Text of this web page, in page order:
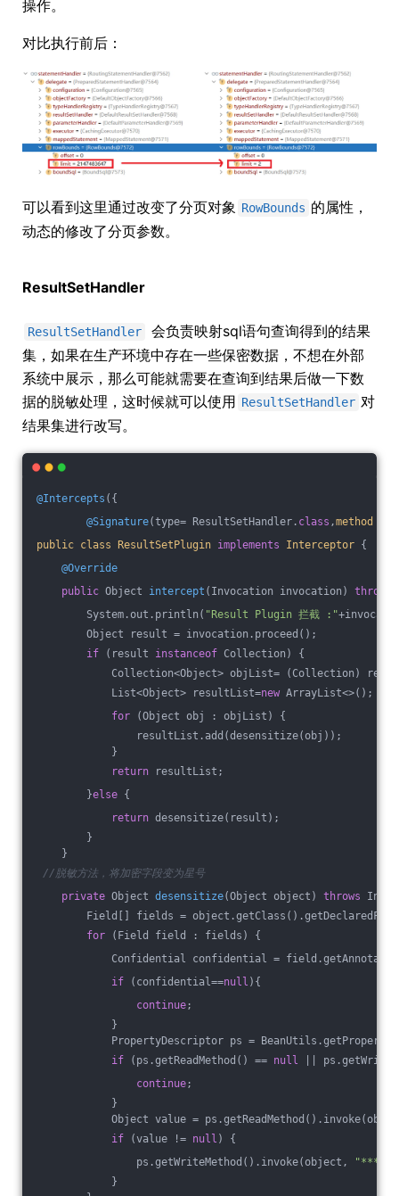
操作。
对比执行前后：
可以看到这里通过改变了分页对象 RowBounds 的属性，
动态的修改了分页参数。
ResultSetHandler
ResultSetHandler
会负责映射sql语句查询得到的结果
集，如果在生产环境中存在一些保密数据，不想在外部
系统中展示，那么可能就需要在查询到结果后做一下数
据的脱敏处理，这时候就可以使用 ResultSetHandler 对
结果集进行改写。
@Intercepts ({
@Signature(type= ResultSetHandler . class ,method
public class ResultSetPlugin implements Interceptor {
@Override
public Object intercept (Invocation invocation) throws
System.out.println( "Result Plugin 拦截 :"
Object result = invocation.proceed();
if (result instanceof Collection) {
Collection<Object> objList= (Collection)
List<Object> resultList=new ArrayList<>();
for (Object obj : objList) {
resultList.add(desensitize(obj));
}
return resultList;
}else {
return desensitize(result);
}
}
//脱敏方法，将加密字段变为星号
private Object desensitize(Object object) throws
Field[] fields =
for (Field field : fields) {
Confidential confidential =
if (confidential==null ){
continue;
}
PropertyDescriptor ps =
if (ps.getReadMethod() == null ||
continue;
}
Object value =
if (value != null ) {
ps.getWriteMethod().invoke(object,
"***"
}